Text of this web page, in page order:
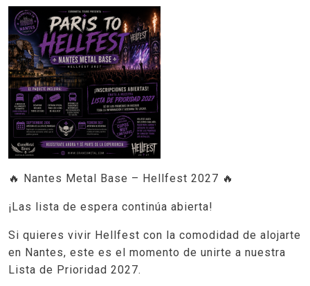
🔥 Nantes Metal Base – Hellfest 2027 🔥
¡Las lista de espera continúa abierta!
Si quieres vivir Hellfest con la comodidad de alojarte
en Nantes, este es el momento de unirte a nuestra
Lista de Prioridad 2027.